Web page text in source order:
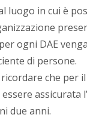
luogo in cui è
ogni DAE
di persone.
che per
assicurata
due anni.